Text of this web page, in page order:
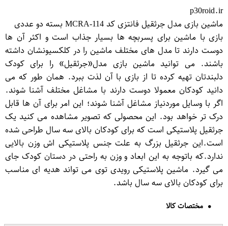
p30roid.ir
ماشین بازی مدل جرثقیل فانتزی کد MCRA-114 بسته دو عددی
بازی با ماشین برای پسربچه ها بسیار جذاب است و اکثر آن ها
دوست دارند تا مدل های مختلف ماشین را در کلکسیونشان داشته
باشند. می توانید ماشین بازی مدل«جرثقیل» را برای کودک
دلبندتان تهیه کرده تا از بازی با آن لذت ببرد. همان طور که می
دانید کودکان معمولا دوست دارند با مشاغل مختلف آشنا شوند.
اگر با وسایل موردنیاز مشاغل آشنا شوند؛ این امر برای آن ها قابل
درک تر خواهد بود. این محصولی که تصویر مشاهده می کنید یک
جرثقیل پلاستیکی است که برای کودکان بالای سه سال طراحی شده
است.این جرثقیل بزرگ به علت جنس پلاستیکی اش وزن بالایی
ندارد.که باتوجه به این ابعاد و وزن به راحتی در دستان کودک جای
می گیرد. ماشین پلاستیکی رویدی توی می تواند هدیه ای مناسب
برای کودکان بالای سه سال باشد.
مختصات کالا